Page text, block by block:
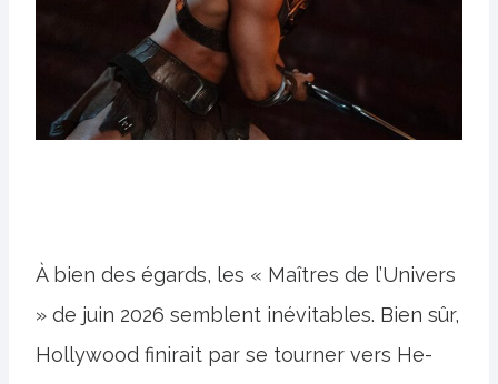
À bien des égards, les « Maîtres de l’Univers
» de juin 2026 semblent inévitables. Bien sûr,
Hollywood finirait par se tourner vers He-